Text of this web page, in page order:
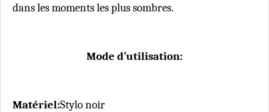
dans les moments les plus sombres.
Mode d’utilisation:
Matériel:Stylo noir